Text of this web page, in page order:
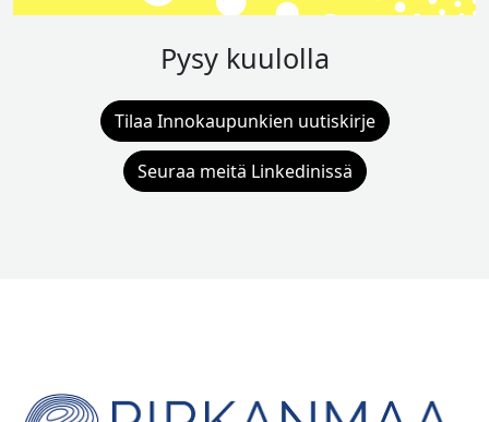
Pysy kuulolla
Tilaa Innokaupunkien uutiskirje
Seuraa meitä Linkedinissä